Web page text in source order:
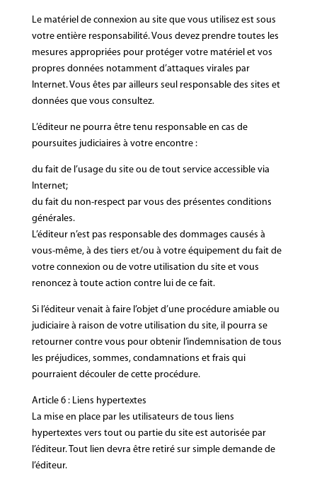
Le matériel de connexion au site que vous utilisez est sous
votre entière responsabilité. Vous devez prendre toutes les
mesures appropriées pour protéger votre matériel et vos
propres données notamment d’attaques virales par
Internet. Vous êtes par ailleurs seul responsable des sites et
données que vous consultez.
L’éditeur ne pourra être tenu responsable en cas de
poursuites judiciaires à votre encontre :
du fait de l’usage du site ou de tout service accessible via
Internet;
du fait du non-respect par vous des présentes conditions
générales.
L’éditeur n’est pas responsable des dommages causés à
vous-même, à des tiers et/ou à votre équipement du fait de
votre connexion ou de votre utilisation du site et vous
renoncez à toute action contre lui de ce fait.
Si l’éditeur venait à faire l’objet d’une procédure amiable ou
judiciaire à raison de votre utilisation du site, il pourra se
retourner contre vous pour obtenir l’indemnisation de tous
les préjudices, sommes, condamnations et frais qui
pourraient découler de cette procédure.
Article 6 : Liens hypertextes
La mise en place par les utilisateurs de tous liens
hypertextes vers tout ou partie du site est autorisée par
l’éditeur. Tout lien devra être retiré sur simple demande de
l’éditeur.